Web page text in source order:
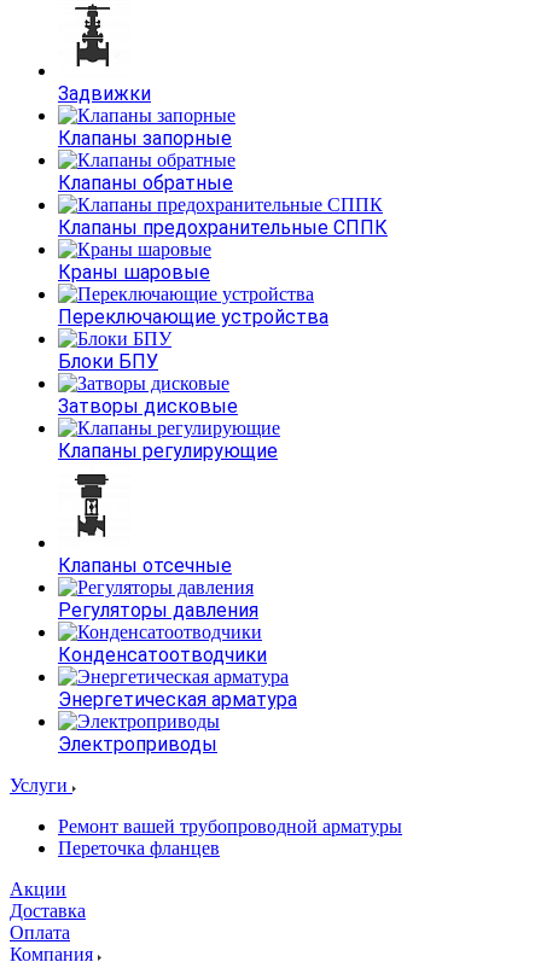
Задвижки
Клапаны запорные
Клапаны обратные
Клапаны предохранительные СППК
Краны шаровые
Переключающие устройства
Блоки БПУ
Затворы дисковые
Клапаны регулирующие
Клапаны отсечные
Регуляторы давления
Конденсатоотводчики
Энергетическая арматура
Электроприводы
Услуги
Ремонт вашей трубопроводной арматуры
Переточка фланцев
Акции
Доставка
Оплата
Компания